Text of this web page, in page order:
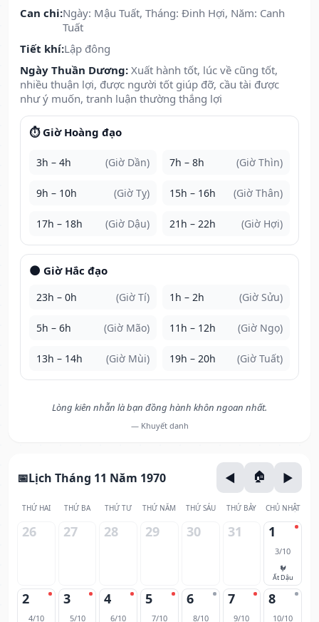
Can chi:Ngày: Mậu Tuất, Tháng: Đinh Hợi, Năm: Canh
Tuất
Tiết khí:Lập đông
Ngày Thuần Dương: Xuất hành tốt, lúc về cũng tốt,
nhiều thuận lợi, được người tốt giúp đỡ, cầu tài được
như ý muốn, tranh luận thường thắng lợi
⏱️ Giờ Hoàng đạo
3h – 4h (Giờ Dần) 7h – 8h (Giờ Thìn)
9h – 10h (Giờ Tỵ) 15h – 16h (Giờ Thân)
17h – 18h (Giờ Dậu) 21h – 22h (Giờ Hợi)
🌑 Giờ Hắc đạo
23h – 0h (Giờ Tí) 1h – 2h (Giờ Sửu)
5h – 6h (Giờ Mão) 11h – 12h (Giờ Ngọ)
13h – 14h (Giờ Mùi) 19h – 20h (Giờ Tuất)
Lòng kiên nhẫn là bạn đồng hành khôn ngoan nhất.
— Khuyết danh
Lịch Tháng 11 Năm 1970
THỨ HAI THỨ BA THỨ TƯ THỨ NĂM THỨ SÁU THỨ BẢY CHỦ NHẬT
26 27 28 29 30 31 1
3/10
🐓
Ất Dậu
2
4/10
3
5/10
4
6/10
5
7/10
6
8/10
7
9/10
8
10/10